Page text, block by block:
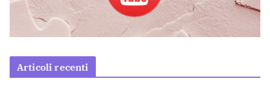
Articoli recenti